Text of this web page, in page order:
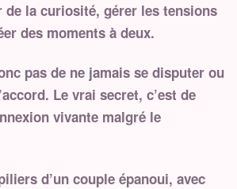
de la curiosité, gérer les tensions
des moments à deux.
pas de ne jamais se disputer ou
Le vrai secret, c’est de
vivante malgré le
d’un couple épanoui, avec